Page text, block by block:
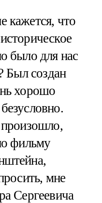
кажется, что
было для нас
Был создан
хорошо
фильму
мне
Сергеевича